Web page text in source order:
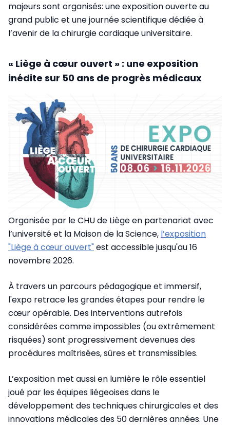
majeurs sont organisés: une exposition ouverte au
grand public et une journée scientifique dédiée à
l’avenir de la chirurgie cardiaque universitaire.
« Liège à cœur ouvert » : une exposition
inédite sur 50 ans de progrès médicaux
Organisée par le CHU de Liège en partenariat avec
l’université et la Maison de la Science, l’exposition
"Liège à cœur ouvert"est accessible jusqu'au 16
novembre 2026.
À travers un parcours pédagogique et immersif,
l'expo retrace les grandes étapes pour rendre le
cœur opérable. Des interventions autrefois
considérées comme impossibles (ou extrêmement
risquées) sont progressivement devenues des
procédures maîtrisées, sûres et transmissibles.
L’exposition met aussi en lumière le rôle essentiel
joué par les équipes liégeoises dans le
développement des techniques chirurgicales et des
innovations médicales des 50 dernières années. Une